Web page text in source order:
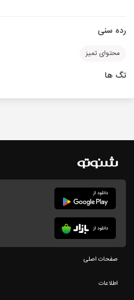
رده سنی
محتوای تمیز
تگ ها
صفحات اصلی
اطلاعات